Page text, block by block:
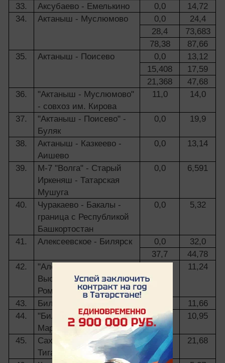
33. Аксубаево - Емелькино 0,0
14,72
34.
Актаныш - Муслюмово 0,0
24,4
28,4
73,683
78,38
87,66
35.
Актаныш - Поисево 0,0
13,12
15,408
17,59
21,368
47,68
36.
"Актаныш - Муслюмово"
- совхоз им. Кирова
11,0 14,0
37.
"Актаныш - Поисево" -
Буляк
0,0 19,9
38.
Актаныш - Казкеево -
Аишево
0,0 13,14
39.
М-7 "Волга" - Старый
Иркеняш - Татарская
Мушуга
0,0 6,591
40.
Чуракаево - Бакалы -
граница с Республикой
Башкортостан
0,0 5,32
41. Алексеевское - Билярск 0,0
32,0
37,7
44,78
42.
"Алексеевское -
Высокий Колок" -
Ромодан - Савинский
11,24
43. Билярск - Ерыкла
11,66
44.
"Билярск - Ерыкла" -
Мараса
0,0 10,95
45.
Сахаровка - Большие
Тиганы
0,0 21,68